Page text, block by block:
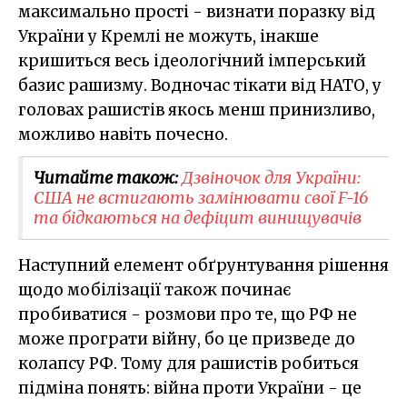
максимально прості - визнати поразку від
України у Кремлі не можуть, інакше
кришиться весь ідеологічний імперський
базис рашизму. Водночас тікати від НАТО, у
головах рашистів якось менш принизливо,
можливо навіть почесно.
Читайте також:Дзвіночок для України:
США не встигають замінювати свої F-16
та бідкаються на дефіцит винищувачів
Наступний елемент обґрунтування рішення
щодо мобілізації також починає
пробиватися - розмови про те, що РФ не
може програти війну, бо це призведе до
колапсу РФ. Тому для рашистів робиться
підміна понять: війна проти України - це